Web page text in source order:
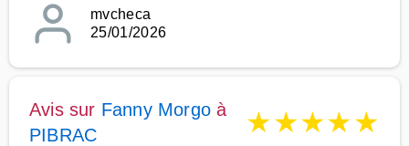
mvcheca
25/01/2026
Avis sur Fanny Morgo à
PIBRAC
★★★★★